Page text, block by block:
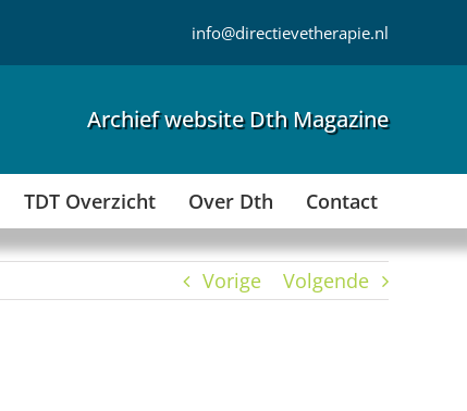
info@directievetherapie.nl
Archief website Dth Magazine
TDT Overzicht Over Dth Contact
Vorige Volgende